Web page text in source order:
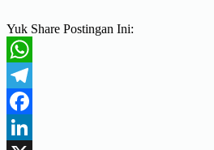
Yuk Share Postingan Ini:
WhatsApp
Telegram
Facebook